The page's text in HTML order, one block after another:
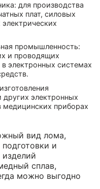
для производства
плат, силовых
промышленность:
и проводящих
электронных системах
электронных
медицинских приборах
вид лома,
и
сплав,
можно выгодно